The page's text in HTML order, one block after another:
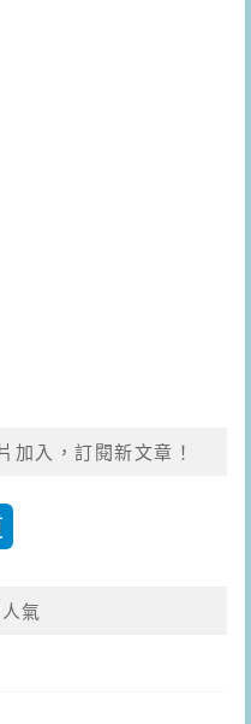
加入，訂閱新文章！
氣